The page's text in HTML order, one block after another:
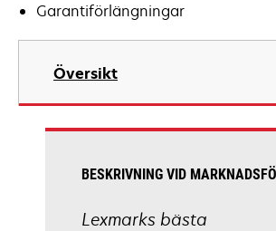
Garantiförlängningar
Översikt
BESKRIVNING VID
Lexmarks bästa